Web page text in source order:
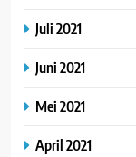
Juli 2021
Juni 2021
Mei 2021
April 2021